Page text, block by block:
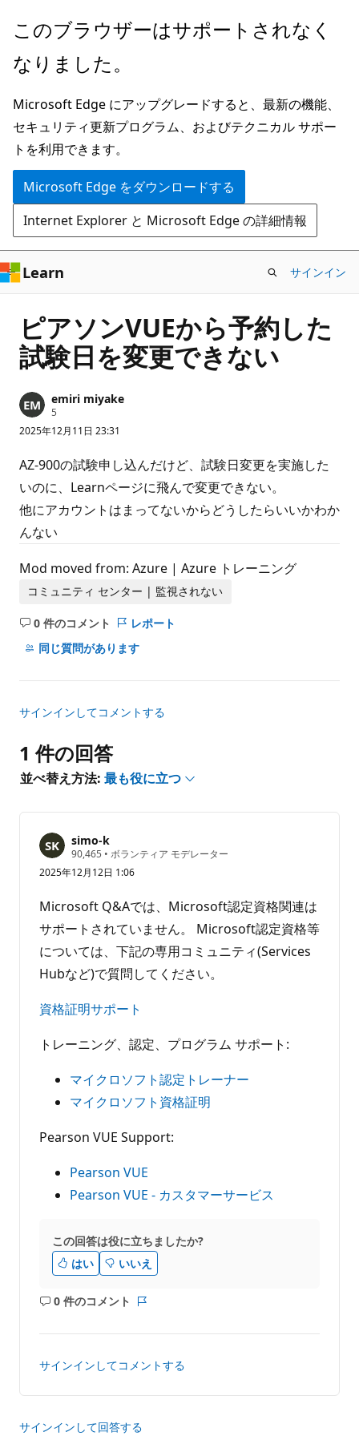
メ
ン
ン
テ
ン
ツ
に
ス
キ
ッ
プ
このブラウザーはサポートされなく
なりました。
Microsoft Edge にアップグレードすると、最新の機能、
セキュリティ更新プログラム、およびテクニカル サポー
トを利用できます。
Microsoft Edge をダウンロードする
Internet Explorer と Microsoft Edge の詳細情報
Learn サインイン
ピアソンVUEから予約した
試験日を変更できない
emiri miyake
5
価
の
イ
ン
2025年12月11日 23:31
AZ-900の試験申し込んだけど、試験日変更を実施した
いのに、Learnページに飛んで変更できない。
他にアカウントはまってないからどうしたらいいかわか
んない
Mod moved from: Azure | Azure トレーニング
コミュニティ センター | 監視されない
0 件のコメント
コ
メ
ト
あ
ま
せ
ん
レポート
同じ質問があります
サインインしてコメントする
1 件の回答
並べ替え方法: 最も役に立つ
simo-k
90,465 評
価
の
イ
ン
ト
• ボランティア モデレーター
2025年12月12日 1:06
Microsoft Q&Aでは、Microsoft認定資格関連は
サポートされていません。 Microsoft認定資格等
については、下記の専用コミュニティ(Services
Hubなど)で質問してください。
資格証明サポート
トレーニング、認定、プログラム サポート:
マイクロソフト認定トレーナー
マイクロソフト資格証明
Pearson VUE Support:
Pearson VUE
Pearson VUE - カスタマーサービス
この回答は役に立ちましたか?
はい
いいえ
0 件のコメント
コ
ト
あ
ま
ト
サインインしてコメントする
サインインして回答する